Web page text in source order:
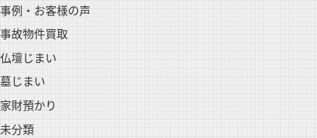
事例・お客様の声
事故物件買取
仏壇じまい
墓じまい
家財預かり
未分類